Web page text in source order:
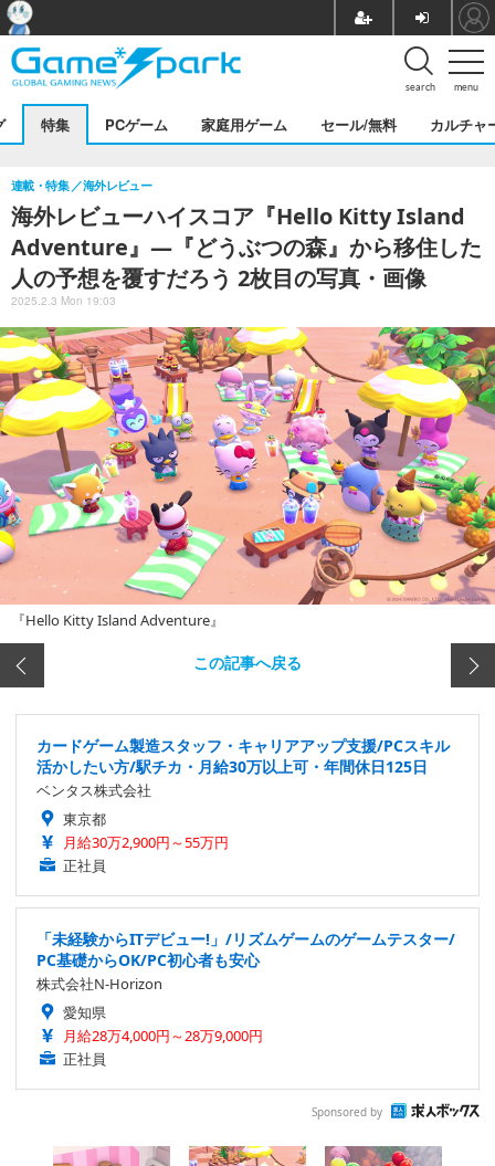
menu
search
特集 PCゲーム 家庭用ゲーム セール/無料 カルチャ
海外レビューハイスコア『Hello Kitty Island
Adventure』―『どうぶつの森』から移住した
人の予想を覆すだろう 2枚目の写真・画像
連載・特集 海外レビュー
2025.2.3 Mon 19:03
『Hello Kitty Island Adventure』
この記事へ戻る
カードゲーム製造スタッフ・キャリアアップ支援/PCスキル
活かしたい方/駅チカ・月給30万以上可・年間休日125日
ベンタス株式会社
東京都
月給30万2,900円～55万円
正社員
「未経験からITデビュー!」/リズムゲームのゲームテスター/
PC基礎からOK/PC初心者も安心
株式会社N-Horizon
愛知県
月給28万4,000円～28万9,000円
正社員
Sponsored by